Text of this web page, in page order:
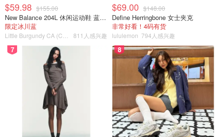
$59.98 $155.00
New Balance 204L 休闲运动鞋 蓝银色
限定冰川蓝
811人感兴趣
$69.00 $148.00
Define Herringbone 女士夹克
非常好看！4码有货
lululemon 794人感兴趣
7 8